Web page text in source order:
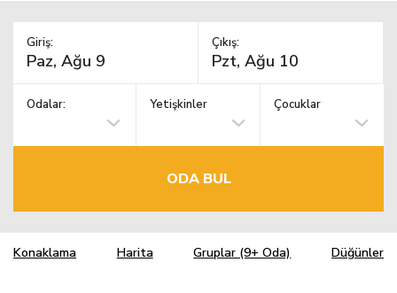
Giriş: Çıkış:
Odalar: Yetişkinler Çocuklar
ODA BUL
Konaklama Harita Gruplar (9+ Oda) Düğünler